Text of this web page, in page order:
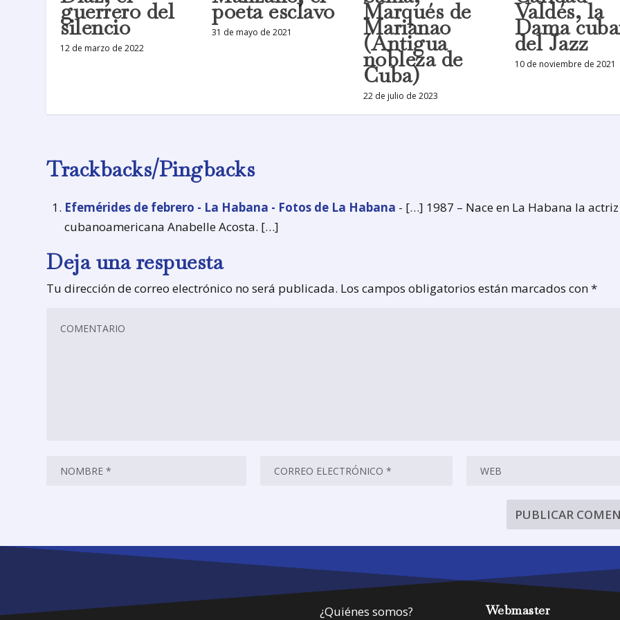
guerrero del
silencio
12 de marzo de 2022
poeta esclavo
31 de mayo de 2021
Marqués de
Marianao
(Antigua
nobleza de
Cuba)
22 de julio de 2023
Valdés, la
Dama
del Jazz
10 de noviembre de 2021
Trackbacks/Pingbacks
Efemérides de febrero - La Habana - Fotos de La Habana - […] 1987 – Nace en La Habana la actriz
cubanoamericana Anabelle Acosta. […]
Deja una respuesta
Tu dirección de correo electrónico no será publicada. Los campos obligatorios están marcados con*
¿Quiénes somos? Webmaster